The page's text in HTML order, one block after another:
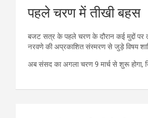
पहले चरण में तीखी बहस
बजट सत्र के पहले चरण के दौरान कई मुद्दों पर
नरवणे की अप्रकाशित संस्मरण से जुड़े विषय
अब संसद का अगला चरण 9 मार्च से शुरू होगा,